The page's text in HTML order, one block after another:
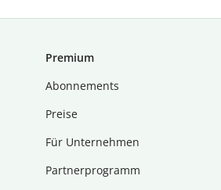
Premium
Abon­ne­ments
Preise
Für Unternehmen
Partnerprogramm